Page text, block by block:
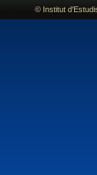
© Institut